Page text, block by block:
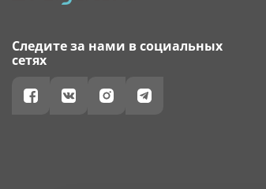
Следите за нами в социальных
сетях